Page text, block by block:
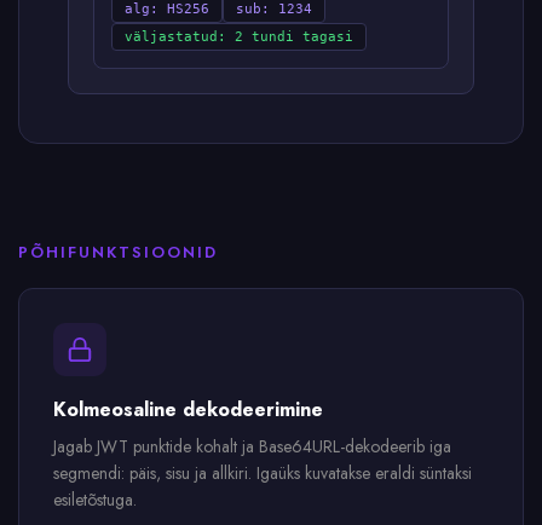
alg: HS256
sub: 1234
väljastatud: 2 tundi tagasi
PÕHIFUNKTSIOONID
Kolmeosaline dekodeerimine
Jagab JWT punktide kohalt ja Base64URL-dekodeerib iga
segmendi: päis, sisu ja allkiri. Igaüks kuvatakse eraldi süntaksi
esiletõstuga.